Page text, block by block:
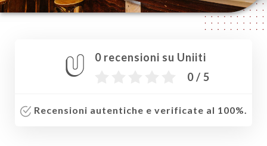
0 recensioni su Uniiti
0 / 5
Recensioni autentiche e verificate al 100%.